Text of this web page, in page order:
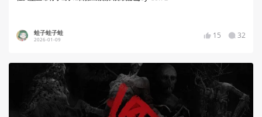
蛙子蛙子蛙
2026-01-09 15 32